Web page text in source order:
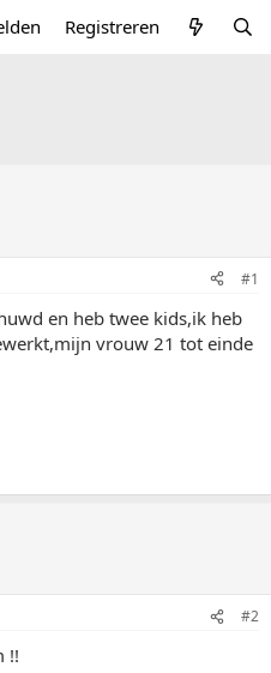
Registreren
#1
en heb twee kids,ik heb
vrouw 21 tot einde
#2
!!